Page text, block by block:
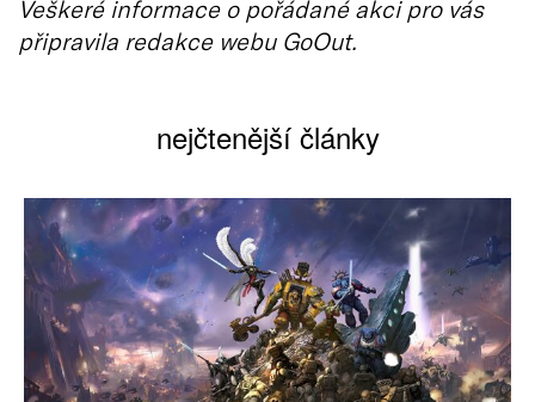
Veškeré informace o pořádané akci pro vás
připravila redakce webu GoOut.
nejčtenější články